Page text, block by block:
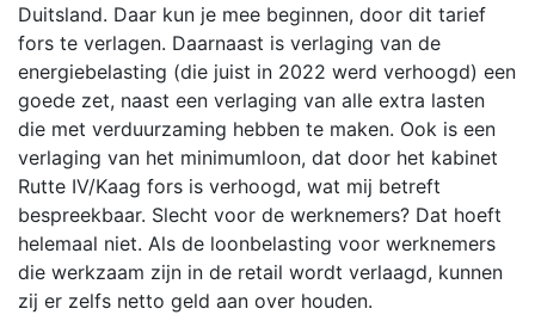
Duitsland. Daar kun je mee beginnen, door dit tarief
fors te verlagen. Daarnaast is verlaging van de
energiebelasting (die juist in 2022 werd verhoogd) een
goede zet, naast een verlaging van alle extra lasten
die met verduurzaming hebben te maken. Ook is een
verlaging van het minimumloon, dat door het kabinet
Rutte IV/Kaag fors is verhoogd, wat mij betreft
bespreekbaar. Slecht voor de werknemers? Dat hoeft
helemaal niet. Als de loonbelasting voor werknemers
die werkzaam zijn in de retail wordt verlaagd, kunnen
zij er zelfs netto geld aan over houden.